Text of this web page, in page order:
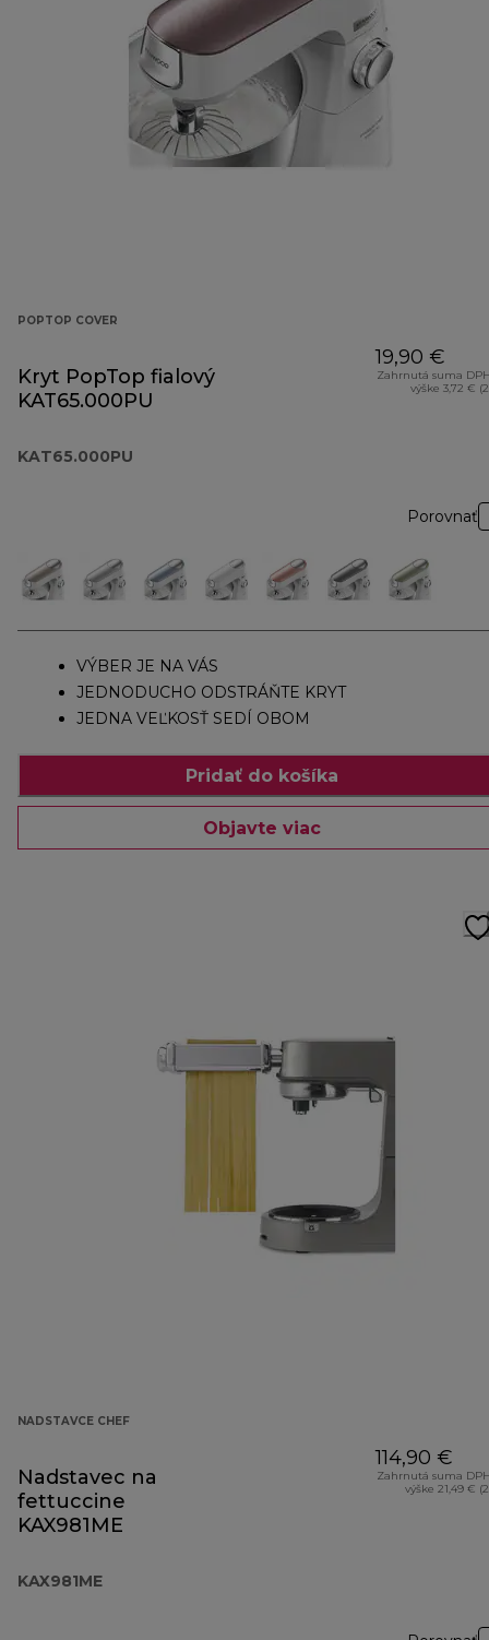
POPTOP COVER
Kryt PopTop fialový
KAT65.000PU
KAT65.000PU
19,90 €
Zahrnutá suma
výške 3,72 €
Porovnať
VÝBER JE NA VÁS
JEDNODUCHO ODSTRÁŇTE KRYT
JEDNA VEĽKOSŤ SEDÍ OBOM
Pridať do košíka
Objavte viac
NADSTAVCE CHEF
Nadstavec na
fettuccine
KAX981ME
KAX981ME
114,90 €
Zahrnutá suma
výške 21,49 €